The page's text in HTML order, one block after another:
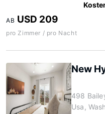
AB USD 209
pro Zimmer / pro Nacht
New
498
Usa,